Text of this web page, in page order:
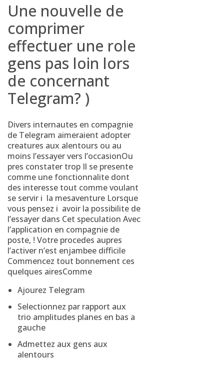
Une nouvelle de
comprimer
effectuer une role
gens pas loin lors
de concernant
Telegram? )
Divers internautes en compagnie
de Telegram aimeraient adopter
creatures aux alentours ou au
moins l’essayer vers l’occasionOu
pres constater trop Il se presente
comme une fonctionnalite dont
des interesse tout comme voulant
se servir i la mesaventure Lorsque
vous pensez i avoir la possibilite de
l’essayer dans Cet speculation Avec
l’application en compagnie de
poste, ! Votre procedes aupres
l’activer n’est enjambee difficile
Commencez tout bonnement ces
quelques airesComme
Ajourez Telegram
Selectionnez par rapport aux
trio amplitudes planes en bas a
gauche
Admettez aux gens aux
alentours